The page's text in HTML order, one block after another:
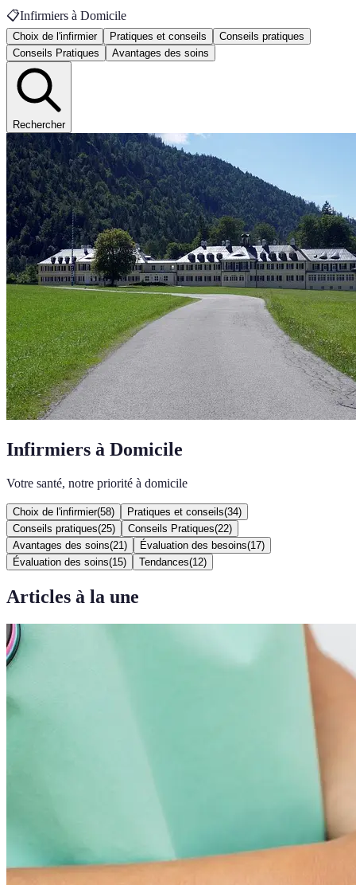
📋Infirmiers à Domicile
Choix de l'infirmier Pratiques et conseils
Conseils pratiques
Conseils Pratiques
Avantages des soins
Rechercher
Infirmiers à Domicile
Votre santé, notre priorité à domicile
Choix de l'infirmier(58) Pratiques et conseils(34)
Conseils pratiques(25) Conseils Pratiques(22)
Avantages des soins(21 ) Évaluation des besoins(17)
Évaluation des soins(15) Tendances(12)
Articles à la une